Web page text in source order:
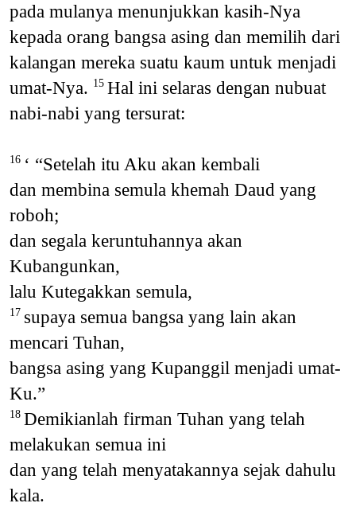
pada mulanya menunjukkan kasih-Nya
kepada orang bangsa asing dan memilih dari
kalangan mereka suatu kaum untuk menjadi
umat-Nya. 15 Hal ini selaras dengan nubuat
nabi-nabi yang tersurat:
16 ‘ “Setelah itu Aku akan kembali
dan membina semula khemah Daud yang
roboh;
dan segala keruntuhannya akan
Kubangunkan,
lalu Kutegakkan semula,
17 supaya semua bangsa yang lain akan
mencari Tuhan,
bangsa asing yang Kupanggil menjadi umat-
Ku.”
18 Demikianlah firman Tuhan yang telah
melakukan semua ini
dan yang telah menyatakannya sejak dahulu
kala.